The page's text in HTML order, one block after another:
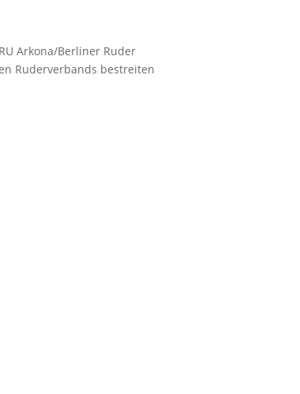
Arkona/Berliner Ruder
Ruder­ver­bands bestreiten